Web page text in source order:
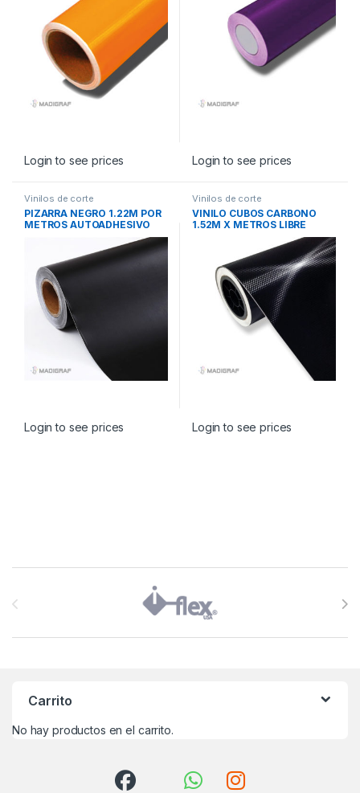
Login to see prices Login to see prices
Vinilos de corte
PIZARRA NEGRO 1.22M POR
METROS AUTOADHESIVO
Login to see prices
Vinilos de corte
VINILO CUBOS CARBONO
1.52M X METROS LIBRE
Login to see prices
Brands Carousel
Carrito
No hay productos en el carrito.